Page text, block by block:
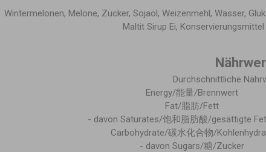
Wintermelonen, Melone, Zucker, Sojaöl, Weizenmehl, Wasser,
Maltit Sirup Ei,
Durchschnittliche
Energy/能量/Brennwert
Fat/脂肪/Fett
- davon Saturates/饱和脂肪酸/gesättigte
Carbohydrate/碳水化合物/
- davon Sugars/糖/Zucker